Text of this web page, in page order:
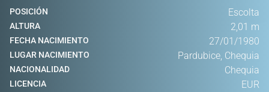
POSICIÓN Escolta
ALTURA 2,01 m
FECHA NACIMIENTO 27/01/1980
LUGAR NACIMIENTO Pardubice, Chequia
NACIONALIDAD Chequia
LICENCIA EUR